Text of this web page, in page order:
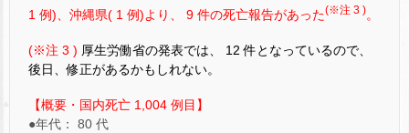
1 例)、沖縄県( 1 例)より、 9 件の死亡報告があった(※注 3 )。
(※注 3 ) 厚生労働省の発表では、 12 件となっているので、
後日、修正があるかもしれない。
【概要・国内死亡 1,004 例目】
●年代： 80 代